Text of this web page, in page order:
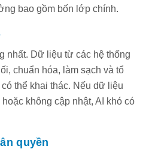
bao gồm bốn lớp chính.
nhất. Dữ liệu từ các hệ thống
chuẩn hóa, làm sạch và tổ
thể khai thác. Nếu dữ liệu
không cập nhật, AI khó có
quyền